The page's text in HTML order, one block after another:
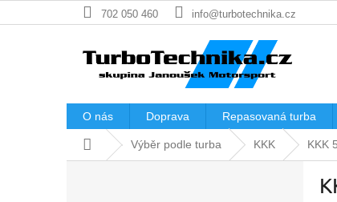
na
702 050 460 info@turbotechnika.cz
O nás Doprava Repasovaná turba
Domů Výběr podle turba KKK KKK